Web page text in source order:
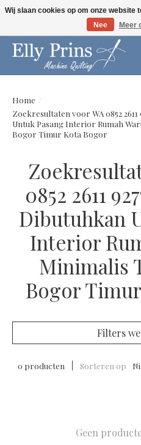
Let op: gewijzigde openingstijden!
Home /
Zoekresultaten voor WA 0852
Untuk Pasang Interior Rumah
Bogor Timur Kota Bogor
0852 2611
Dibutuhkan
Interior
Minimalis
Bogor
Filters
0 producten Sorteren op
Geen
Wij slaan cookies op om onze website
Nee
Meer